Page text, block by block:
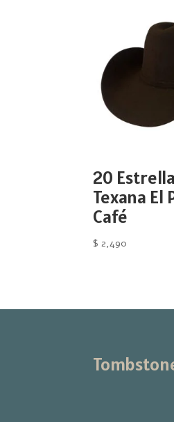
20
Texana El
Café
$ 2,490